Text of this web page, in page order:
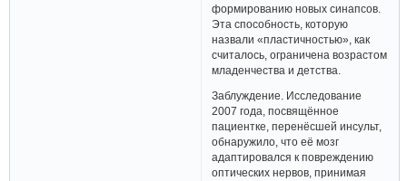
формированию новых синапсов.
Эта способность, которую
назвали «пластичностью», как
считалось, ограничена возрастом
младенчества и детства.
Заблуждение. Исследование
2007 года, посвящённое
пациентке, перенёсшей инсульт,
обнаружило, что её мозг
адаптировался к повреждению
оптических нервов, принимая